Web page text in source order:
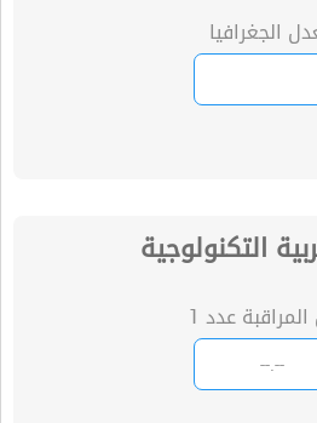
الجغرافيا
التكنولوجية
عدد 1